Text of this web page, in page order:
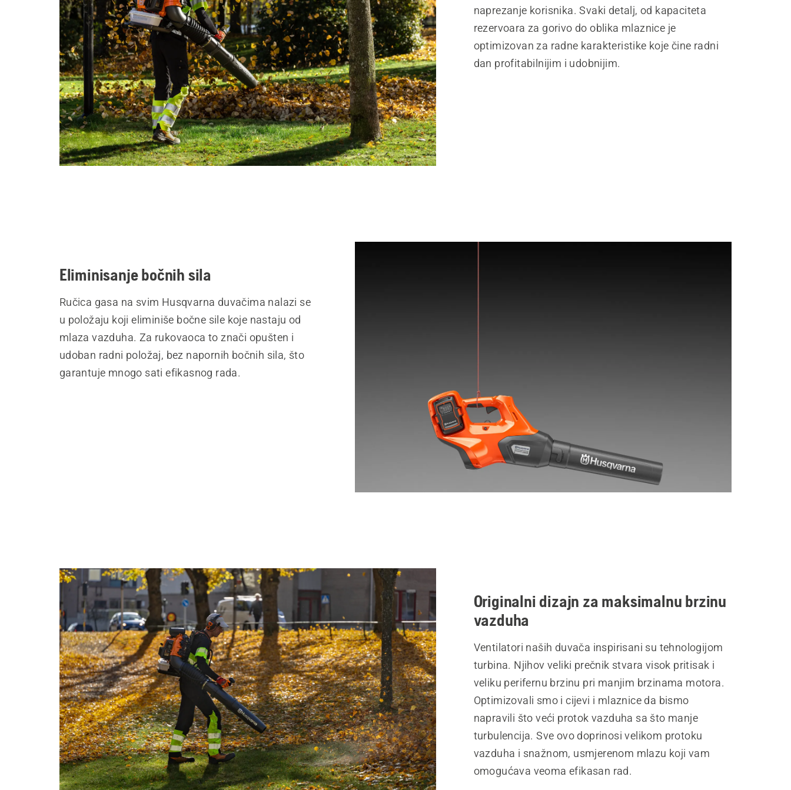
naprezanje korisnika. Svaki detalj, od kapaciteta
rezervoara za gorivo do oblika mlaznice je
optimizovan za radne karakteristike koje čine radni
dan profitabilnijim i udobnijim.
Eliminisanje bočnih sila
Ručica gasa na svim Husqvarna duvačima nalazi se
u položaju koji eliminiše bočne sile koje nastaju od
mlaza vazduha. Za rukovaoca to znači opušten i
udoban radni položaj, bez napornih bočnih sila, što
garantuje mnogo sati efikasnog rada.
Originalni dizajn za maksimalnu brzinu
vazduha
Ventilatori naših duvača inspirisani su tehnologijom
turbina. Njihov veliki prečnik stvara visok pritisak i
veliku perifernu brzinu pri manjim brzinama motora.
Optimizovali smo i cijevi i mlaznice da bismo
napravili što veći protok vazduha sa što manje
turbulencija. Sve ovo doprinosi velikom protoku
vazduha i snažnom, usmjerenom mlazu koji vam
omogućava veoma efikasan rad.